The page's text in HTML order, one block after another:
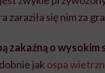
zaraziła się nim za
zakaźnąo wysokim
jak ospa